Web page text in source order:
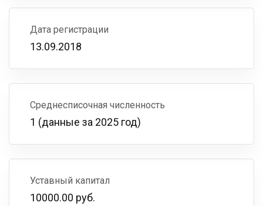
Дата регистрации
13.09.2018
Среднесписочная численность
1 (данные за 2025 год)
Уставный капитал
10000.00 руб.